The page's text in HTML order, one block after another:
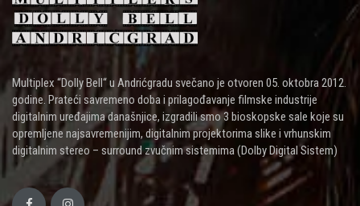
Multiplex “Dolly Bell“ u Andrićgradu svečano je otvoren 05. oktobra 2012.
godine. Prateći savremeno doba i prilagođavanje filmske industrije
digitalnim uređajima današnjice, izgradili smo 3 bioskopske sale koje su
opremljene najsavremenijim, digitalnim projektorima slike i vrhunskim
digitalnim stereo – surround zvučnim sistemima (Dolby Digital Sistem)